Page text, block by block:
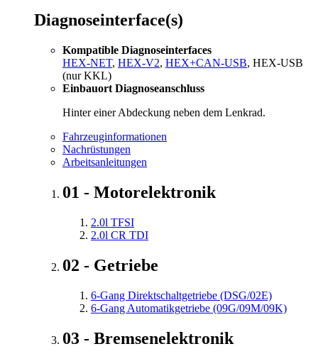
Diagnoseinterface(s)
Kompatible Diagnoseinterfaces
HEX-NET, HEX-V2, HEX+CAN-USB, HEX-USB
(nur KKL)
Einbauort Diagnoseanschluss
Hinter einer Abdeckung neben dem Lenkrad.
Fahrzeuginformationen
Nachrüstungen
Arbeitsanleitungen
01 - Motorelektronik
2.0l TFSI
2.0l CR TDI
02 - Getriebe
6-Gang Direktschaltgetriebe (DSG/02E)
6-Gang Automatikgetriebe (09G/09M/09K)
03 - Bremsenelektronik